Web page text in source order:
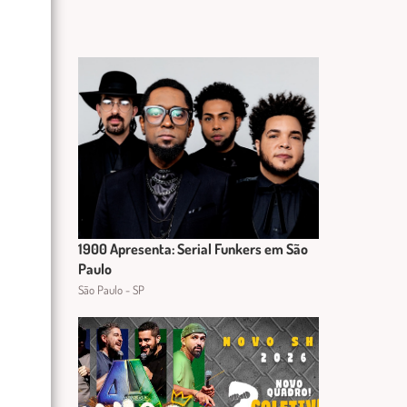
1900 Apresenta: Serial Funkers em São
Paulo
São Paulo - SP